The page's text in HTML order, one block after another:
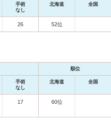
手術
なし
北海道 全国
26 52位
順位
手術
なし
北海道 全国
17 60位